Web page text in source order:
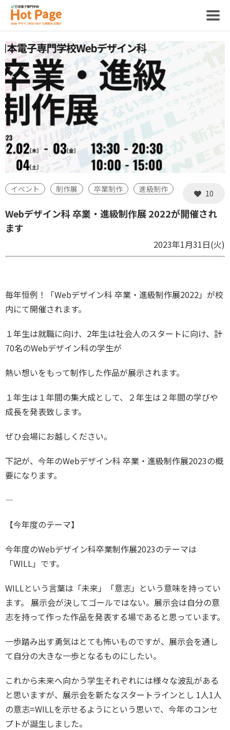
記事
ホットページって？
制作スタッフ
イベント 制作展 卒業制作 進級制作 10
Webデザイン科 卒業・進級制作展 2022が開催され
ます
2023年1月31日(火)
毎年恒例！「Webデザイン科 卒業・進級制作展2022」が校
内にて開催されます。
１年生は就職に向け、2年生は社会人のスタートに向け、計
70名のWebデザイン科の学生が
熱い想いをもって制作した作品が展示されます。
１年生は１年間の集大成として、２年生は２年間の学びや
成長を発表致します。
ぜひ会場にお越しください。
下記が、今年のWebデザイン科 卒業・進級制作展2023の概
要になります。
―
【今年度のテーマ】
今年度のWebデザイン科卒業制作展2023のテーマは
「WILL」です。
WILLという言葉は「未来」「意志」という意味を持ってい
ます。 展示会が決してゴールではない。展示会は自分の意
志を持って作った作品を発表する場であると思っています。
一歩踏み出す勇気はとても怖いものですが、展示会を通し
て自分の大きな一歩となるものにしたい。
これから未来へ向かう学生それぞれには様々な波乱がある
と思いますが、展示会を新たなスタートラインとし 1人1人
の意志=WILLを示せるようにという思いで、今年のコンセ
プトが誕生しました。